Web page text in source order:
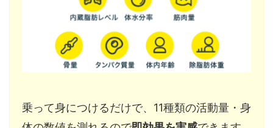
乗って身につけるだけで、11種類の活動量・身